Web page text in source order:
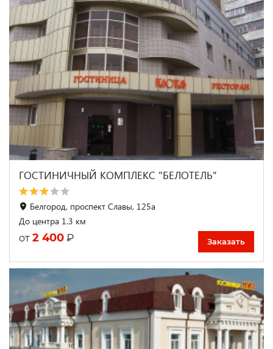
ГОСТИНИЧНЫЙ КОМПЛЕКС "БЕЛОТЕЛЬ"
Белгород, проспект Славы, 125а
До центра 1.3 км
от 2 400 ₽ Заказать